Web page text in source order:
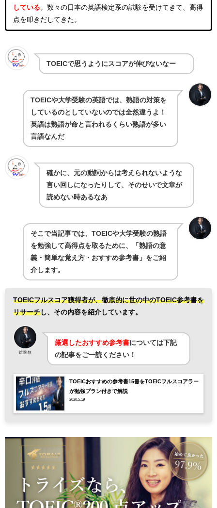
している 。 数々の日本の英語検定系の試験を受けてきて、高得
点を叩きだしてきた。
TOEICで思うようにスコアが伸びないなー
TOEICや大学受験の英語では、熟語の対策を
しているのとしていないのでは全然違うよ！
英語は熟語が命と言われるくらい熟語が多い
言語なんだ
確かに、元の動詞からは考えられないような
言い回しになったりして、そのせいで文章が
読めない時あるなあ
そこで当記事では、TOEICや大学受験の熟語
を勉強して高得点を取るために、「熟語の意
義・簡単な覚え方・おすすめ参考書」をご紹
介します。
TOEICフルスコア獲得者が、徹底的に世の中のTOEIC参考書を
リサーチ し、 その内容を紹介しています。
益岡 想
厳選したおすすめ参考書については下記
の記事をご一読ください！
TOEICおすすめの参考書15冊をTOEICフルスコアラー
が勉強プラン付きで解説
2020.5.19